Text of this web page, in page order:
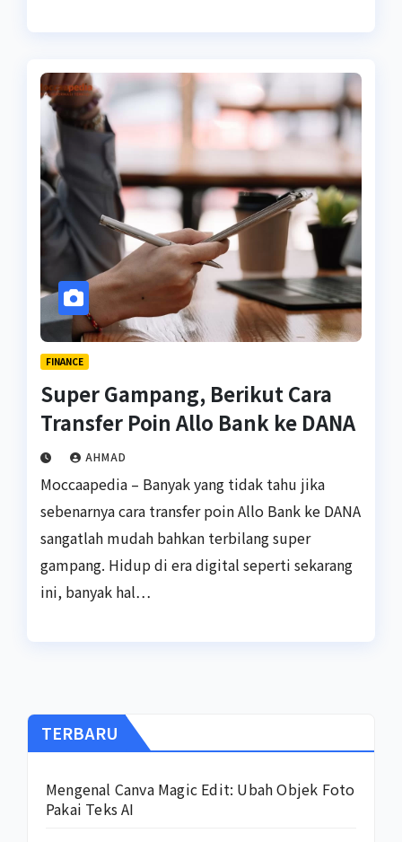
FINANCE
Super Gampang, Berikut Cara
Transfer Poin Allo Bank ke DANA
AHMAD
Moccaapedia – Banyak yang tidak tahu jika
sebenarnya cara transfer poin Allo Bank ke DANA
sangatlah mudah bahkan terbilang super
gampang. Hidup di era digital seperti sekarang
ini, banyak hal…
TERBARU
Mengenal Canva Magic Edit: Ubah Objek Foto
Pakai Teks AI